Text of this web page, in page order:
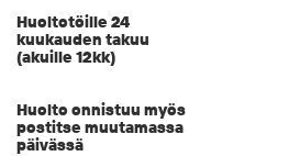
Huoltotöille 24
kuukauden takuu
(akuille 12kk)
Huolto onnistuu myös
postitse muutamassa
päivässä